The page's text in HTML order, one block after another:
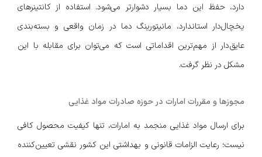
دارد، حفظ این دما بسیار دشوارتر می‌شود. استفاده از کانتینرهای
یخچال‌دار استاندارد، مانیتورینگ دما در زمان واقعی و بسته‌بندی
عایق‌دار از مهم‌ترین اقداماتی است که می‌توان برای مقابله با این
مشکل در نظر گرفت.
مجوزها و مقررات امارات در حوزه صادرات مواد غذایی
برای ارسال مواد غذایی منجمد به امارات، تنها کیفیت محصول کافی
نیست؛ رعایت الزامات قانونی و بهداشتی این کشور نقشی تعیین‌کننده